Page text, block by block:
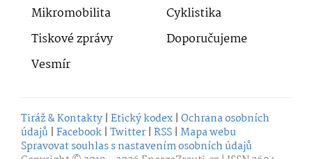
Mikromobilita
Cyklistika
Tiskové zprávy
Doporučujeme
Vesmír
Tiráž & Kontakty | Etický kodex | Ochrana osobních
údajů | Facebook | Twitter | RSS | Mapa webu
Spravovat souhlas s nastavením osobních údajů